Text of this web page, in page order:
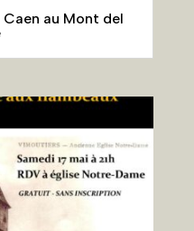
au Mont del